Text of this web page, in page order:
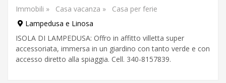
Immobili » Casa vacanza »
Casa per ferie
Lampedusa e Linosa
ISOLA DI LAMPEDUSA: Offro in affitto villetta super
accessoriata, immersa in un giardino con tanto verde e con
accesso diretto alla spiaggia. Cell. 340-8157839.